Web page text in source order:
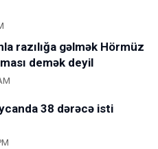
razılığa gəlmək Hörmüz
demək deyil
38 dərəcə isti